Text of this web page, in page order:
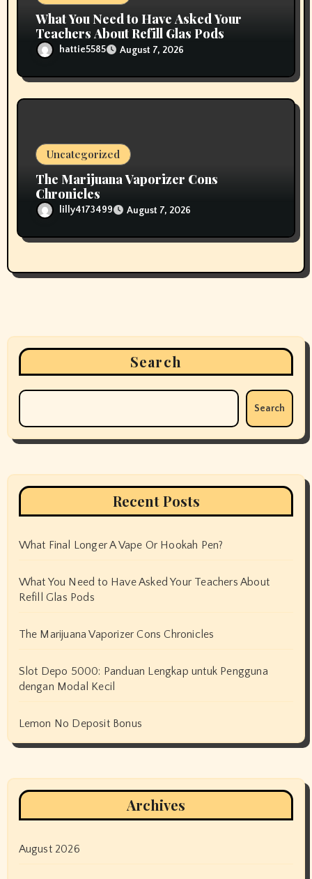
What You Need to Have Asked Your
Teachers About Refill Glas Pods
hattie5585 August 7, 2026
Uncategorized
The Marijuana Vaporizer Cons
Chronicles
lilly4173499 August 7, 2026
Search
Search
Recent Posts
What Final Longer A Vape Or Hookah Pen?
What You Need to Have Asked Your Teachers About
Refill Glas Pods
The Marijuana Vaporizer Cons Chronicles
Slot Depo 5000: Panduan Lengkap untuk Pengguna
dengan Modal Kecil
Lemon No Deposit Bonus
Archives
August 2026